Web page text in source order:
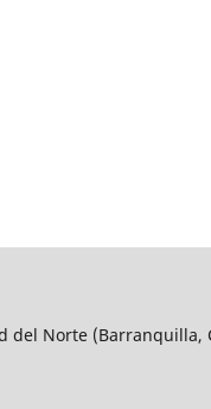
del Norte (Barranquilla,